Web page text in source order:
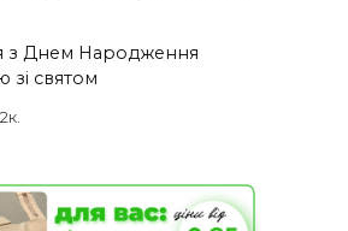
з Днем Народження
зі святом